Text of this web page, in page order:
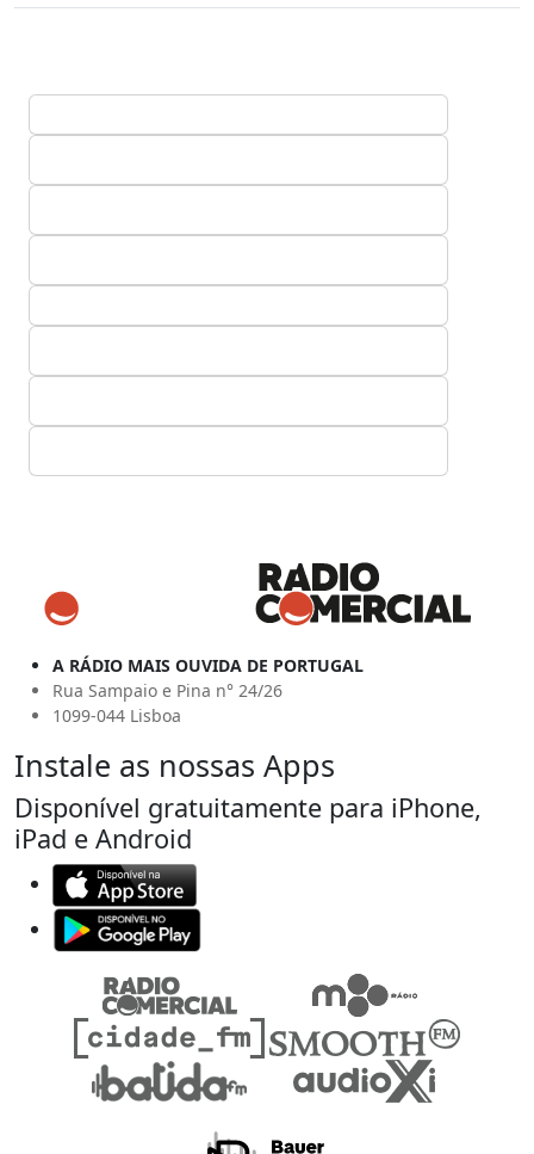
A RÁDIO MAIS OUVIDA DE PORTUGAL
Rua Sampaio e Pina n° 24/26
1099-044 Lisboa
Instale as nossas Apps
Disponível gratuitamente para iPhone,
iPad e Android